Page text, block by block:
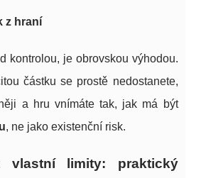
z hraní
kontrolou, je obrovskou výhodou.
částku se prostě nedostanete,
a hru vnímáte tak, jak má být
, ne jako existenční risk.
limity: praktický